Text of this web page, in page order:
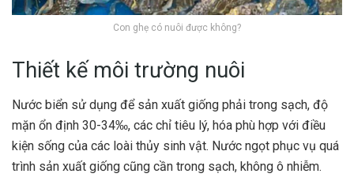
Con ghẹ có nuôi được không?
Thiết kế môi trường nuôi
Nước biển sử dụng để sản xuất giống phải trong sạch, độ
mặn ổn định 30-34‰, các chỉ tiêu lý, hóa phù hợp với điều
kiện sống của các loài thủy sinh vật. Nước ngọt phục vụ quá
trình sản xuất giống cũng cần trong sạch, không ô nhiễm.